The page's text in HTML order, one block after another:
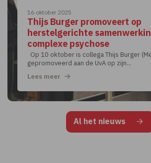
16 oktober 2025
Thijs Burger promoveert op
herstelgerichte
complexe psychose
Op 10 oktober is collega Thijs Burger
gepromoveerd aan de UvA op zijn...
Lees meer
Al het nieuws